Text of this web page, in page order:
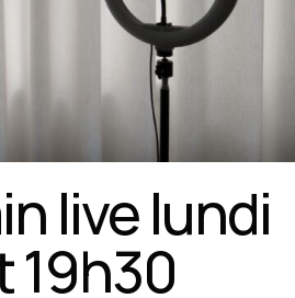
live lundi
19h30